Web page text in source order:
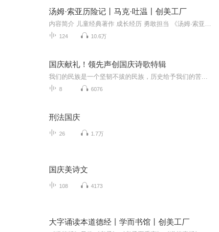
汤姆·索亚历险记丨马克·吐温丨创美工厂
124 10.6万
国庆献礼！领先声创国庆诗歌特辑
8 6076
刑法国庆
26 1.7万
国庆美诗文
108 4173
大字诵读本道德经丨学而书馆丨创美工厂